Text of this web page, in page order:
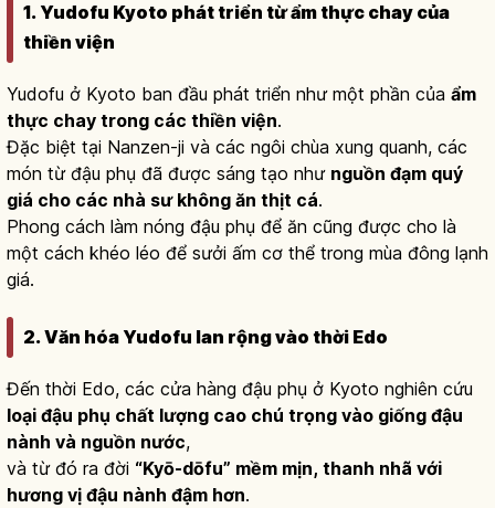
1. Yudofu Kyoto phát triển từ ẩm thực chay của
thiền viện
Yudofu ở Kyoto ban đầu phát triển như một phần của ẩm
thực chay trong các thiền viện.
Đặc biệt tại Nanzen-ji và các ngôi chùa xung quanh, các
món từ đậu phụ đã được sáng tạo như nguồn đạm quý
giá cho các nhà sư không ăn thịt cá.
Phong cách làm nóng đậu phụ để ăn cũng được cho là
một cách khéo léo để sưởi ấm cơ thể trong mùa đông lạnh
giá.
2. Văn hóa Yudofu lan rộng vào thời Edo
Đến thời Edo, các cửa hàng đậu phụ ở Kyoto nghiên cứu
loại đậu phụ chất lượng cao chú trọng vào giống đậu
nành và nguồn nước,
và từ đó ra đời “Kyō-dōfu” mềm mịn, thanh nhã với
hương vị đậu nành đậm hơn.